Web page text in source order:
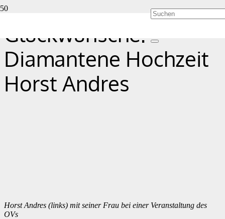
Glückwünsche:
Diamantene Hochzeit
Horst Andres
Horst Andres (links) mit seiner Frau bei einer Veranstaltung des
OVs